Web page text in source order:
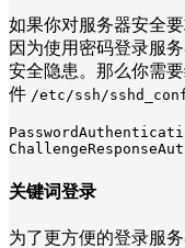
如果你对服务器安全
因为使用密码登录服
安全隐患。那么你需
件 /etc/ssh/
关键词登录
为了更方便的登录服